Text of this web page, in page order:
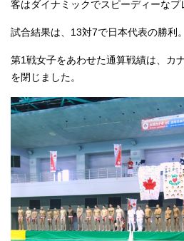
客はダイナミックでスピーディーなプ
試合結果は、13対7で日本代表の勝利。
第1戦女子をあわせた通算戦績は、カ
を閉じました。